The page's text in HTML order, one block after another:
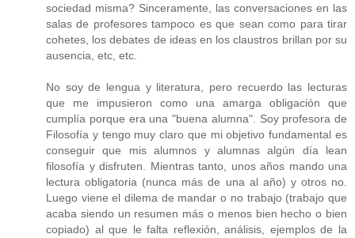
sociedad misma? Sinceramente, las conversaciones en las
salas de profesores tampoco es que sean como para tirar
cohetes, los debates de ideas en los claustros brillan por su
ausencia, etc, etc.
No soy de lengua y literatura, pero recuerdo las lecturas
que me impusieron como una amarga obligación que
cumplía porque era una "buena alumna". Soy profesora de
Filosofía y tengo muy claro que mi objetivo fundamental es
conseguir que mis alumnos y alumnas algún día lean
filosofía y disfruten. Mientras tanto, unos años mando una
lectura obligatoria (nunca más de una al año) y otros no.
Luego viene el dilema de mandar o no trabajo (trabajo que
acaba siendo un resumen más o menos bien hecho o bien
copiado) al que le falta reflexión, análisis, ejemplos de la